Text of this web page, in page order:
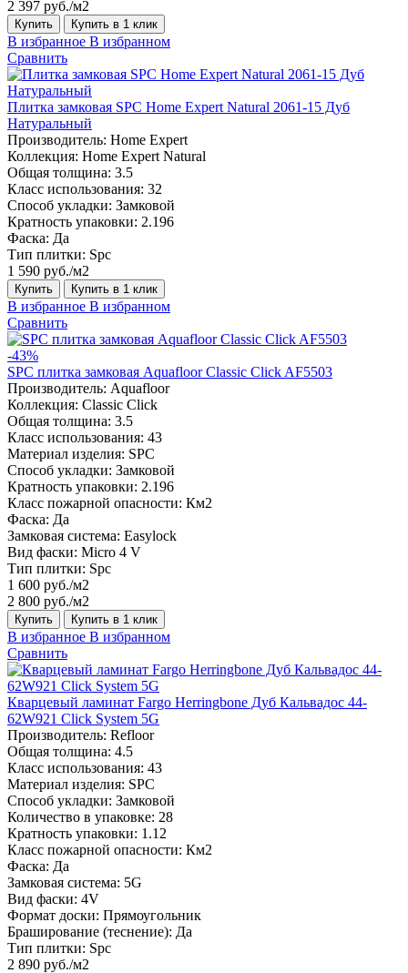
2 397 руб./м2
Купить Купить в 1 клик
В избранное В избранном
Сравнить
Плитка замковая SPC Home Expert Natural 2061-15 Дуб
Натуральный
Производитель: Home Expert
Коллекция: Home Expert Natural
Общая толщина: 3.5
Класс использования: 32
Способ укладки: Замковой
Кратность упаковки: 2.196
Фаска: Да
Тип плитки: Spc
1 590 руб./м2
Купить Купить в 1 клик
В избранное В избранном
Сравнить
-43%
SPC плитка замковая Aquafloor Classic Click AF5503
Производитель: Aquafloor
Коллекция: Classic Click
Общая толщина: 3.5
Класс использования: 43
Материал изделия: SPC
Способ укладки: Замковой
Кратность упаковки: 2.196
Класс пожарной опасности: Км2
Фаска: Да
Замковая система: Easylock
Вид фаски: Micro 4 V
Тип плитки: Spc
1 600 руб./м2
2 800 руб./м2
Купить Купить в 1 клик
В избранное В избранном
Сравнить
Кварцевый ламинат Fargo Herringbone Дуб Кальвадос 44-
62W921 Click System 5G
Производитель: Refloor
Общая толщина: 4.5
Класс использования: 43
Материал изделия: SPC
Способ укладки: Замковой
Количество в упаковке: 28
Кратность упаковки: 1.12
Класс пожарной опасности: Км2
Фаска: Да
Замковая система: 5G
Вид фаски: 4V
Формат доски: Прямоугольник
Браширование (теснение): Да
Тип плитки: Spc
2 890 руб./м2